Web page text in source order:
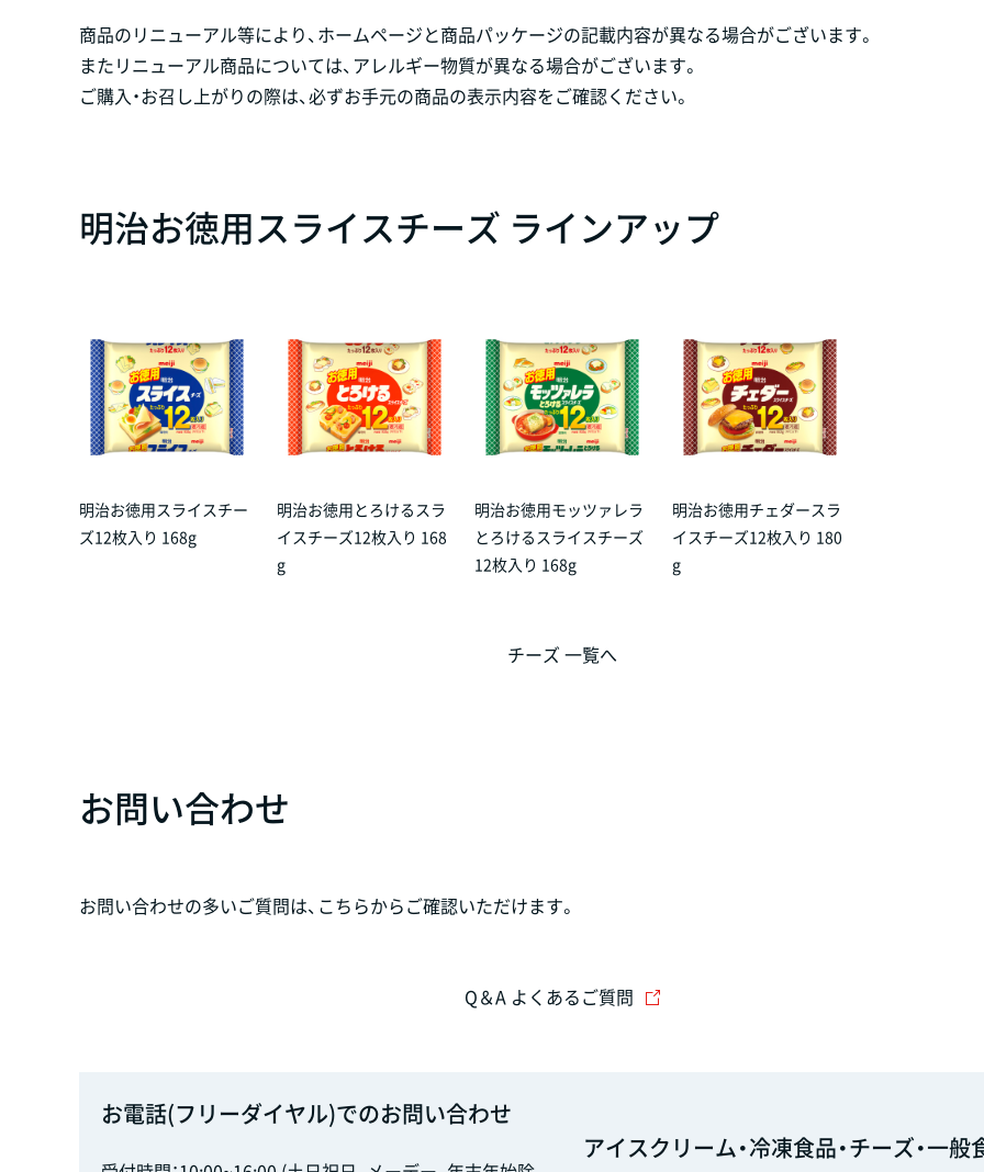
商品のリニューアル等により、ホームページと商品パッケージの記載内容が異なる場合がございます。
またリニューアル商品については、アレルギー物質が異なる場合がございます。
ご購入・お召し上がりの際は、必ずお手元の商品の表示内容をご確認ください。
明治お徳用スライスチーズ ラインアップ
明治お徳用スライスチー
ズ12枚入り 168g
明治お徳用とろけるスラ
イスチーズ12枚入り 168
g
明治お徳用モッツァレラ
とろけるスライスチーズ
12枚入り 168g
明治お徳用チェダースラ
イスチーズ12枚入り 180
g
チーズ 一覧へ
お問い合わせ
お問い合わせの多いご質問は、こちらからご確認いただけます。
Q＆A よくあるご質問
お電話(フリーダイヤル)でのお問い合わせ
アイスクリーム・冷凍食品・チーズ・一般